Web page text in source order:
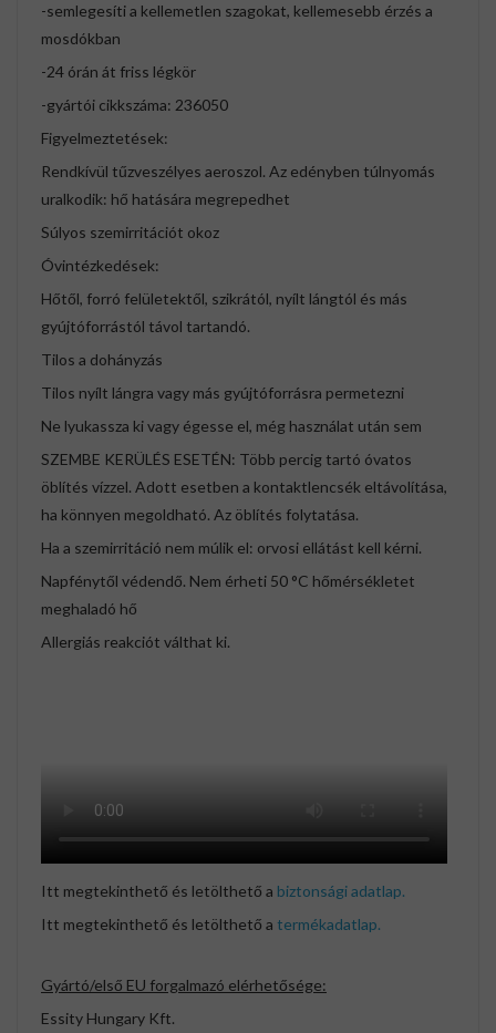
-semlegesíti a kellemetlen szagokat, kellemesebb érzés a
mosdókban
-24 órán át friss légkör
-gyártói cikkszáma: 236050
Figyelmeztetések:
Rendkívül tűzveszélyes aeroszol. Az edényben túlnyomás
uralkodik: hő hatására megrepedhet
Súlyos szemirritációt okoz
Óvintézkedések:
Hőtől, forró felületektől, szikrától, nyílt lángtól és más
gyújtóforrástól távol tartandó.
Tilos a dohányzás
Tilos nyílt lángra vagy más gyújtóforrásra permetezni
Ne lyukassza ki vagy égesse el, még használat után sem
SZEMBE KERÜLÉS ESETÉN: Több percig tartó óvatos
öblítés vízzel. Adott esetben a kontaktlencsék eltávolítása,
ha könnyen megoldható. Az öblítés folytatása.
Ha a szemirritáció nem múlik el: orvosi ellátást kell kérni.
Napfénytől védendő. Nem érheti 50 °C hőmérsékletet
meghaladó hő
Allergiás reakciót válthat ki.
Itt megtekinthető és letölthető a biztonsági adatlap.
Itt megtekinthető és letölthető a termékadatlap.
Gyártó/első EU forgalmazó elérhetősége:
Essity Hungary Kft.